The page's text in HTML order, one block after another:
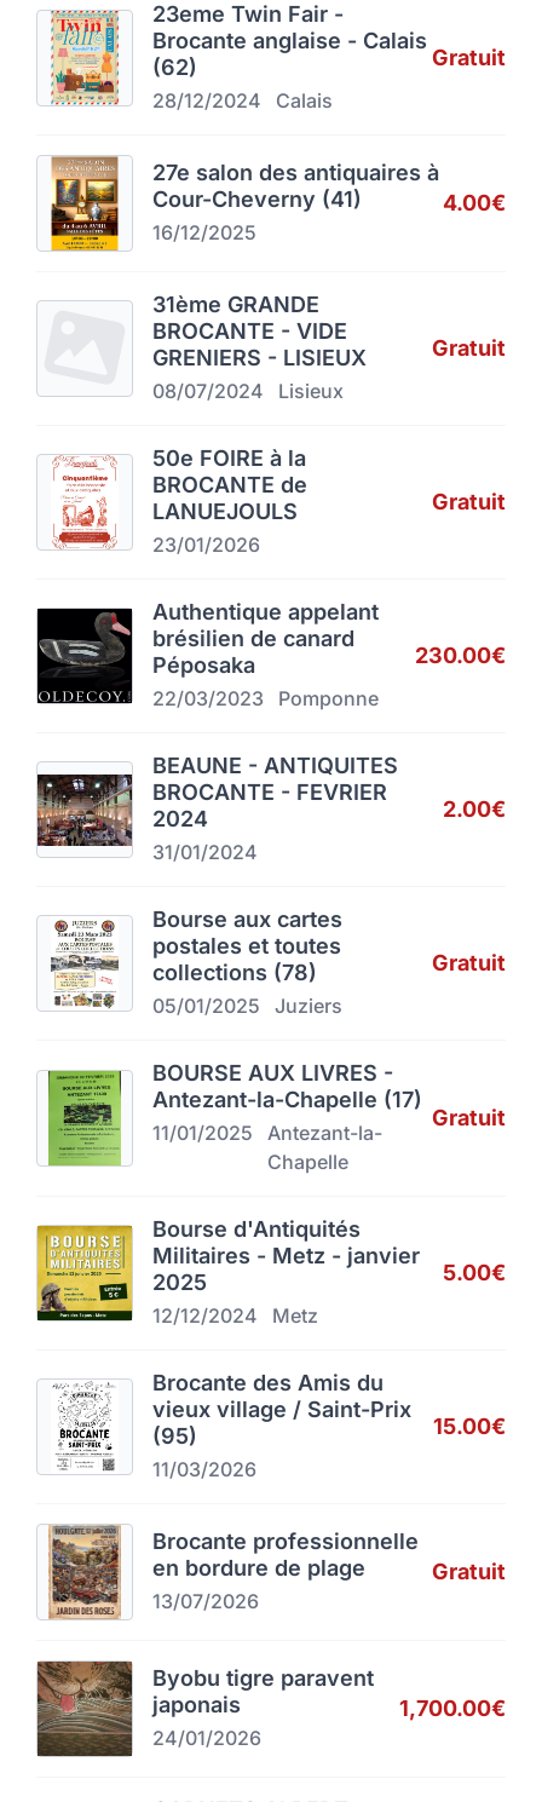
23eme Twin Fair -
Brocante anglaise - Calais
(62)
28/12/2024 Calais
Gratuit
27e salon des antiquaires à
Cour-Cheverny (41)
16/12/2025
4.00€
31ème GRANDE
BROCANTE - VIDE
GRENIERS - LISIEUX
08/07/2024 Lisieux
Gratuit
50e FOIRE à la
BROCANTE de
LANUEJOULS
23/01/2026
Gratuit
Authentique appelant
brésilien de canard
Péposaka
22/03/2023 Pomponne
230.00€
BEAUNE - ANTIQUITES
BROCANTE - FEVRIER
2024
31/01/2024
2.00€
Bourse aux cartes
postales et toutes
collections (78)
05/01/2025 Juziers
Gratuit
BOURSE AUX LIVRES -
Antezant-la-Chapelle (17)
11/01/2025
Antezant-la-
Chapelle
Gratuit
Bourse d'Antiquités
Militaires - Metz - janvier
2025
12/12/2024 Metz
5.00€
Brocante des Amis du
vieux village / Saint-Prix
(95)
11/03/2026
15.00€
Brocante professionnelle
en bordure de plage
13/07/2026
Gratuit
Byobu tigre paravent
japonais
24/01/2026
1,700.00€